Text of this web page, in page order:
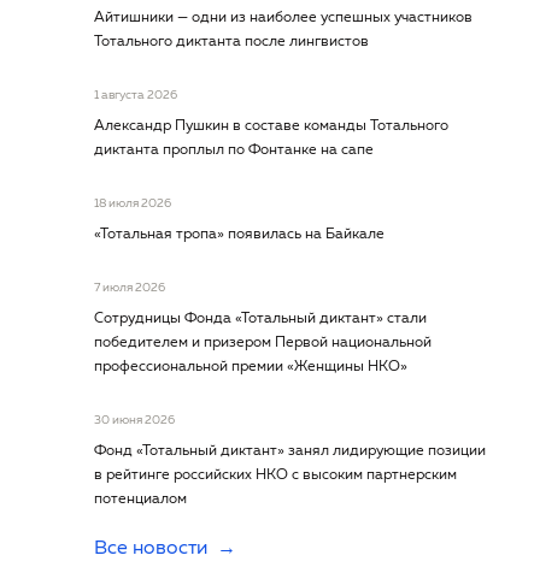
Айтишники — одни из наиболее успешных участников
Тотального диктанта после лингвистов
1 августа 2026
Александр Пушкин в составе команды Тотального
диктанта проплыл по Фонтанке на сапе
18 июля 2026
«Тотальная тропа» появилась на Байкале
7 июля 2026
Сотрудницы Фонда «Тотальный диктант» стали
победителем и призером Первой национальной
профессиональной премии «Женщины НКО»
30 июня 2026
Фонд «Тотальный диктант» занял лидирующие позиции
в рейтинге российских НКО с высоким партнерским
потенциалом
Все новости